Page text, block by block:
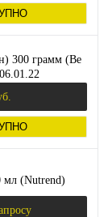
300 грамм (Be
мл (Nutrend)